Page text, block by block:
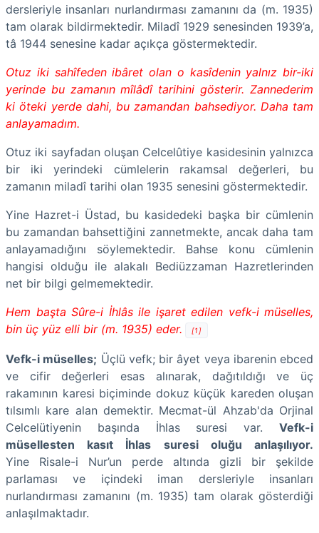
dersleriyle insanları nurlandırması zamanını da (m. 1935)
tam olarak bildirmektedir. Miladî 1929 senesinden 1939’a,
tâ 1944 senesine kadar açıkça göstermektedir.
Otuz iki sahîfeden ibâret olan o kasîdenin yalnız bir-iki
yerinde bu zamanın mîlâdî tarihini gösterir. Zannederim
ki öteki yerde dahi, bu zamandan bahsediyor. Daha tam
anlayamadım.
Otuz iki sayfadan oluşan Celcelûtiye kasidesinin yalnızca
bir iki yerindeki cümlelerin rakamsal değerleri, bu
zamanın miladî tarihi olan 1935 senesini göstermektedir.
Yine Hazret-i Üstad, bu kasidedeki başka bir cümlenin
bu zamandan bahsettiğini zannetmekte, ancak daha tam
anlayamadığını söylemektedir. Bahse konu cümlenin
hangisi olduğu ile alakalı Bediüzzaman Hazretlerinden
net bir bilgi gelmemektedir.
Hem başta Sûre-i İhlâs ile işaret edilen vefk-i müselles,
bin üç yüz elli bir (m. 1935) eder.
[1]
Vefk-i müselles; Üçlü vefk; bir âyet veya ibarenin ebced
ve cifir değerleri esas alınarak, dağıtıldığı ve üç
rakamının karesi biçiminde dokuz küçük kareden oluşan
tılsımlı kare alan demektir. Mecmat-ül Ahzab'da Orjinal
Celcelütiyenin başında İhlas suresi var. Vefk-i
müsellesten kasıt İhlas suresi oluğu anlaşılıyor.
Yine Risale-i Nur’un perde altında gizli bir şekilde
parlaması ve içindeki iman dersleriyle insanları
nurlandırması zamanını (m. 1935) tam olarak gösterdiği
anlaşılmaktadır.